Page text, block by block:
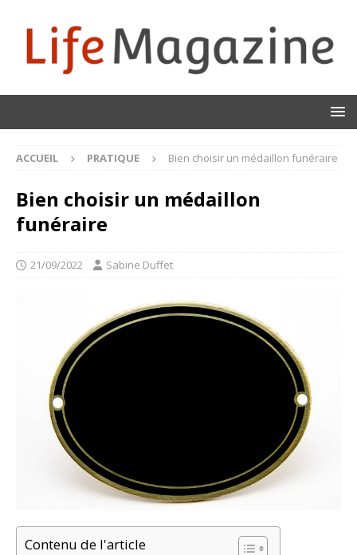
ACCUEIL PRATIQUE Bien choisir un médaillon funéraire
Bien choisir un médaillon
funéraire
21/09/2022 Sabine Duffet
Contenu de l'article